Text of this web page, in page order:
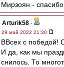
Мирзоян -
Arturik58 -
29 май 2022 21:30
ВВсех с победой!
И да, как мы
снилось. То